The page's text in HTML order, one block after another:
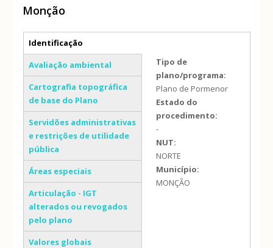
Monção
Separadores verticais
Identificação
(separador ativo)
Avaliação ambiental
Cartografia topográfica
de base do Plano
Servidões administrativas
e restrições de utilidade
pública
Áreas especiais
Articulação - IGT
alterados ou revogados
pelo plano
Valores globais
Tipo de
plano/programa:
Plano de Pormenor
Estado do
procedimento:
-
NUT:
NORTE
Município:
MONÇÃO